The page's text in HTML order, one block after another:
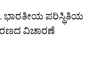
ಭಾರತೀಯ ಪರಿಸ್ಥಿತಿಯ
ವಿಚಾರಣೆ